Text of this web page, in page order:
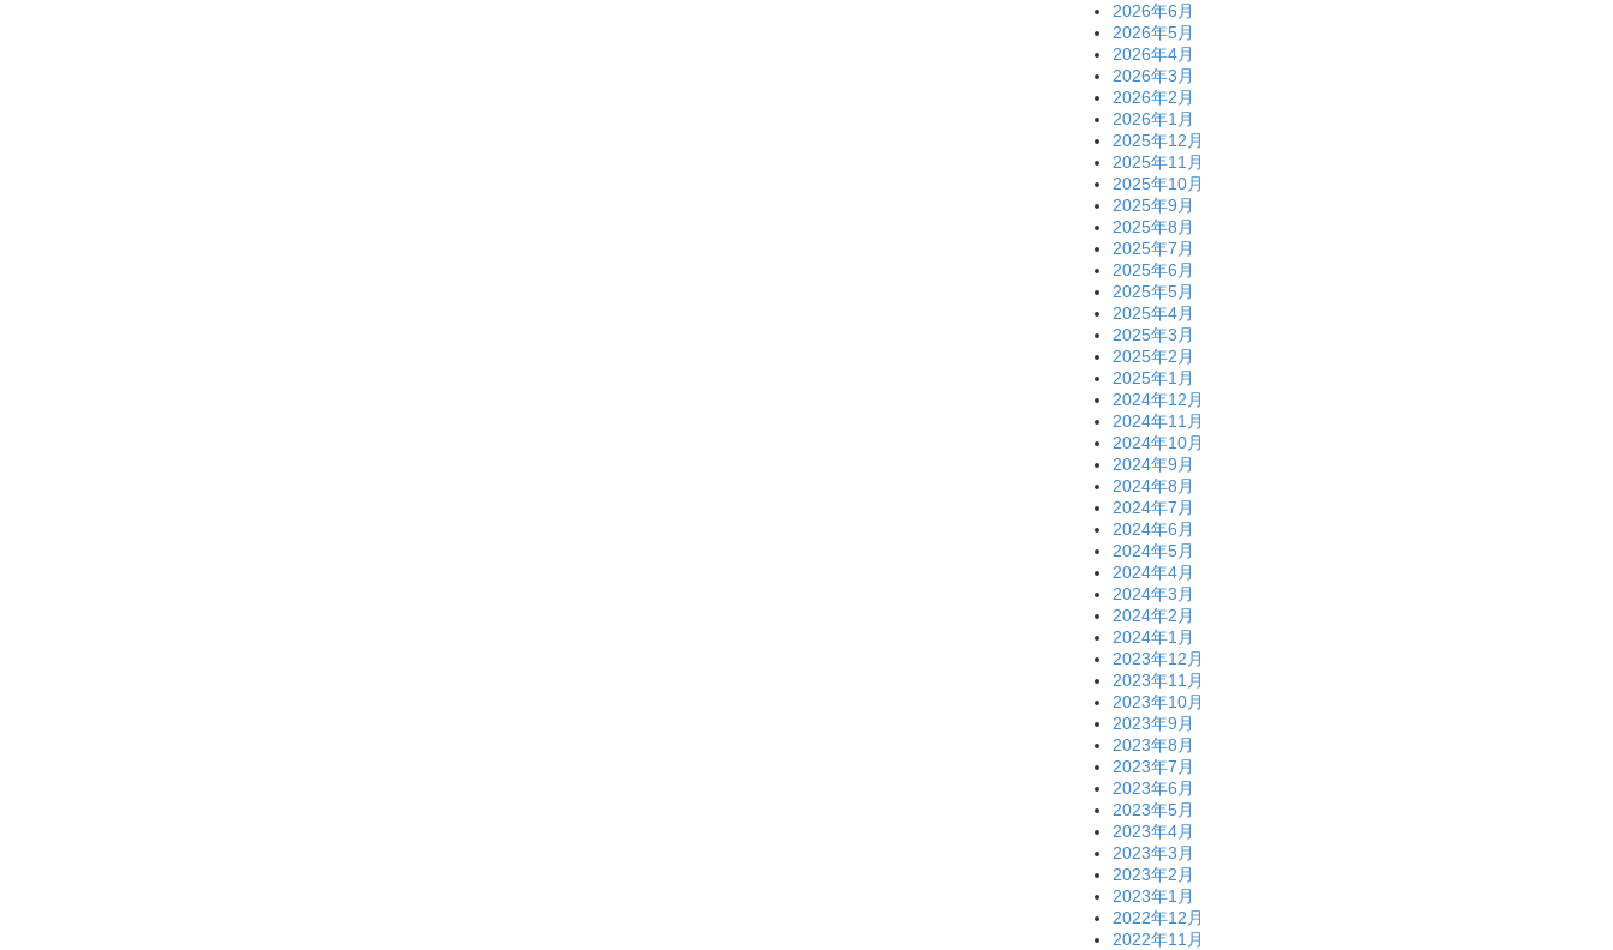
2026年6月
2026年5月
2026年4月
2026年3月
2026年2月
2026年1月
2025年12月
2025年11月
2025年10月
2025年9月
2025年8月
2025年7月
2025年6月
2025年5月
2025年4月
2025年3月
2025年2月
2025年1月
2024年12月
2024年11月
2024年10月
2024年9月
2024年8月
2024年7月
2024年6月
2024年5月
2024年4月
2024年3月
2024年2月
2024年1月
2023年12月
2023年11月
2023年10月
2023年9月
2023年8月
2023年7月
2023年6月
2023年5月
2023年4月
2023年3月
2023年2月
2023年1月
2022年12月
2022年11月